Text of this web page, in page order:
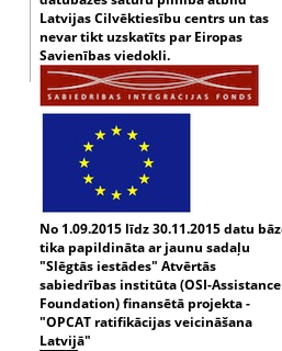
Latvijas Cilvēktiesību centrs un tas
nevar tikt uzskatīts par Eiropas
Savienības viedokli.
No 1.09.2015 līdz 30.11.2015 datu
tika papildināta ar jaunu sadaļu
"Slēgtās iestādes" Atvērtās
sabiedrības institūta (OSI-Assistance
Foundation) finansētā projekta -
"OPCAT ratifikācijas veicināšana
Latvijā"